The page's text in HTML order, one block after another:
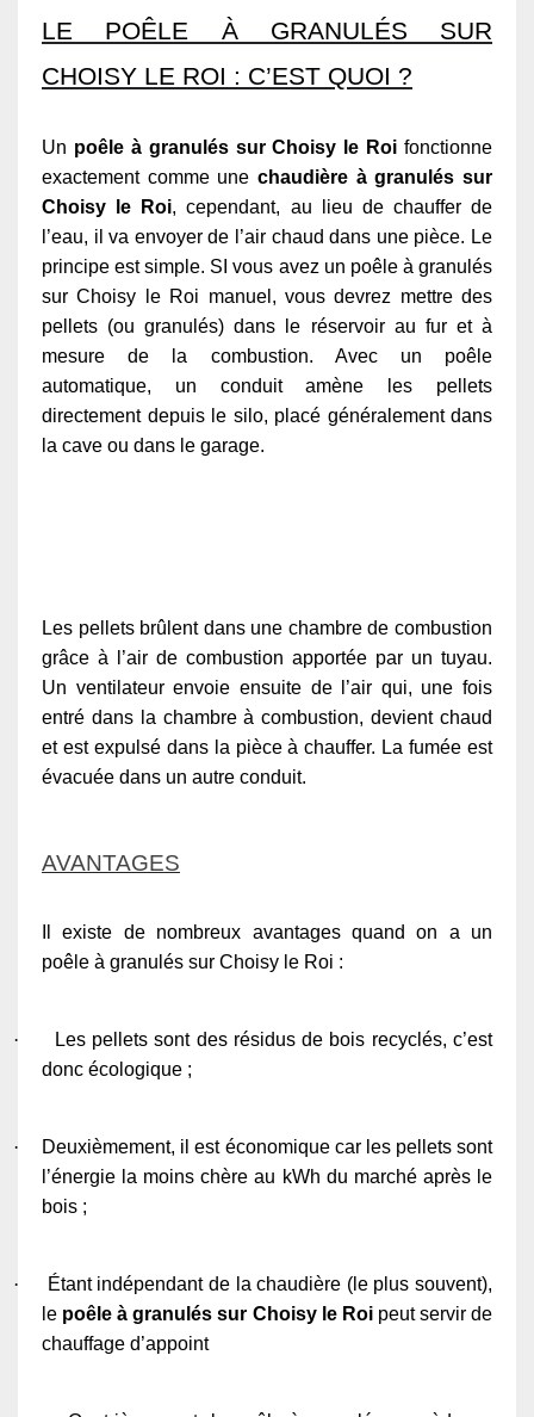
LE POÊLE À GRANULÉS SUR
CHOISY LE ROI : C’EST QUOI ?
Un poêle à granulés sur Choisy le Roi fonctionne
exactement comme une chaudière à granulés sur
Choisy le Roi, cependant, au lieu de chauffer de
l’eau, il va envoyer de l’air chaud dans une pièce. Le
principe est simple. SI vous avez un poêle à granulés
sur Choisy le Roi manuel, vous devrez mettre des
pellets (ou granulés) dans le réservoir au fur et à
mesure de la combustion. Avec un poêle
automatique, un conduit amène les pellets
directement depuis le silo, placé généralement dans
la cave ou dans le garage.
Les pellets brûlent dans une chambre de combustion
grâce à l’air de combustion apportée par un tuyau.
Un ventilateur envoie ensuite de l’air qui, une fois
entré dans la chambre à combustion, devient chaud
et est expulsé dans la pièce à chauffer. La fumée est
évacuée dans un autre conduit.
AVANTAGES
Il existe de nombreux avantages quand on a un
poêle à granulés sur Choisy le Roi :
·
Les pellets sont des résidus de bois recyclés, c’est
donc écologique ;
·
Deuxièmement, il est économique car les pellets sont
l’énergie la moins chère au kWh du marché après le
bois ;
·
Étant indépendant de la chaudière (le plus souvent),
le poêle à granulés sur Choisy le Roipeut servir de
chauffage d’appoint